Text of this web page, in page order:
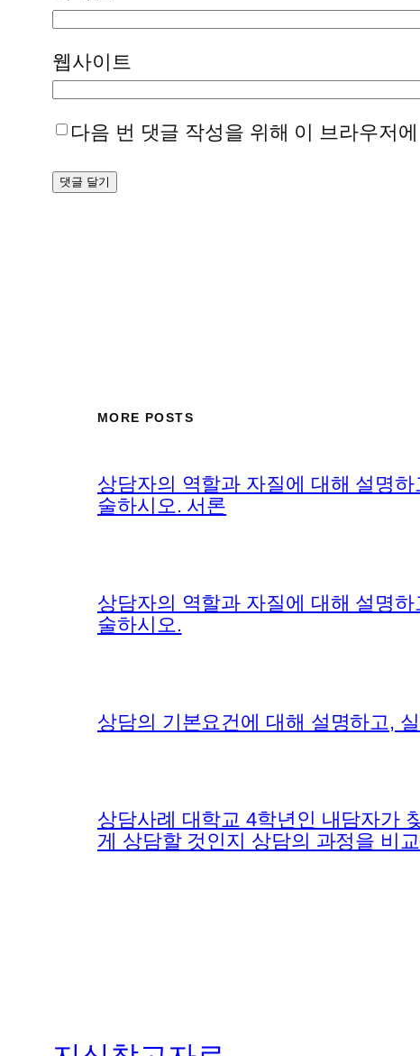
웹사이트
다음 번 댓글 작성을 위해 이 브라우저
MORE POSTS
상담자의 역할과 자질에 대해 설명
술하시오. 서론
상담자의 역할과 자질에 대해 설명
술하시오.
상담의 기본요건에 대해 설명하고,
상담사례 대학교 4학년인 내담자가
게 상담할 것인지 상담의 과정을 비